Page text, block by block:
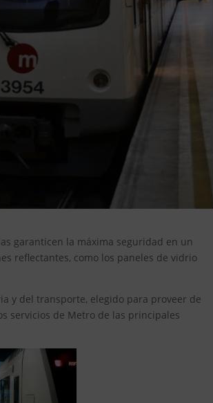
garanticen la máxima seguridad en un
reflectantes, como los paneles de vidrio
y del transporte, elegido para proveer de
servicios de Metro de las principales